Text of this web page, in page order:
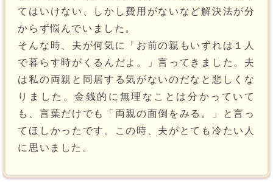
てはいけない、しかし費用がないなど解決法が分
からず悩んでいました。
そんな時、夫が何気に「お前の親もいずれは１人
で暮らす時がくるんだよ。」言ってきました。夫
は私の両親と同居する気がないのだなと悲しくな
りました。金銭的に無理なことは分かっていて
も、言葉だけでも「両親の面倒をみる。」と言っ
てほしかったです。この時、夫がとても冷たい人
に思いました。